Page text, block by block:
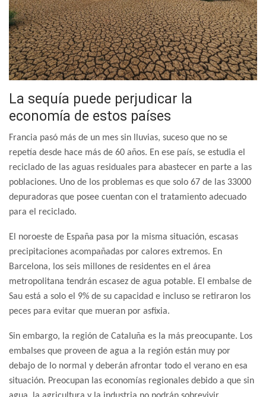
La sequía puede perjudicar la
economía de estos países
Francia pasó más de un mes sin lluvias, suceso que no se
repetía desde hace más de 60 años. En ese país, se estudia el
reciclado de las aguas residuales para abastecer en parte a las
poblaciones. Uno de los problemas es que solo 67 de las 33000
depuradoras que posee cuentan con el tratamiento adecuado
para el reciclado.
El noroeste de España pasa por la misma situación, escasas
precipitaciones acompañadas por calores extremos. En
Barcelona, los seis millones de residentes en el área
metropolitana tendrán escasez de agua potable. El embalse de
Sau está a solo el 9% de su capacidad e incluso se retiraron los
peces para evitar que mueran por asfixia.
Sin embargo, la región de Cataluña es la más preocupante. Los
embalses que proveen de agua a la región están muy por
debajo de lo normal y deberán afrontar todo el verano en esa
situación. Preocupan las economías regionales debido a que sin